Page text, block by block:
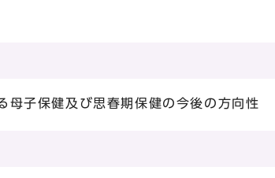
母子保健及び思春期保健の今後の方向性